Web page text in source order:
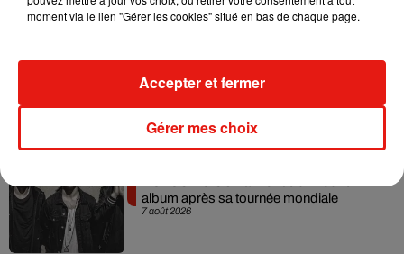
Une publication partagée par C'est l'actu ! (@cestlactu)
7 août 2026
album après sa tournée mondiale
moment via le lien "Gérer les cookies" situé en bas de chaque page.
Gérer mes choix
Accepter et fermer